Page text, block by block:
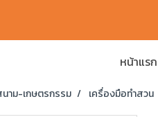
หน้าแรก
าม-เกษตรกรรม เครื่องมือทำสวน